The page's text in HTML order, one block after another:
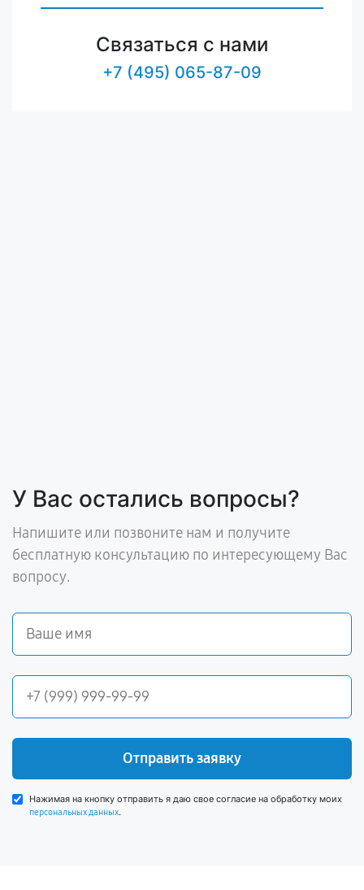
Связаться с нами
+7 (495) 065-87-09
У Вас остались вопросы?
Напишите или позвоните нам и получите
бесплатную консультацию по интересующему Вас
вопросу.
Отправить заявку
Нажимая на кнопку отправить я даю свое согласие на обработку моих
персональных данных.